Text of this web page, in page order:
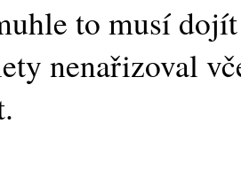
to musí
nenařizoval